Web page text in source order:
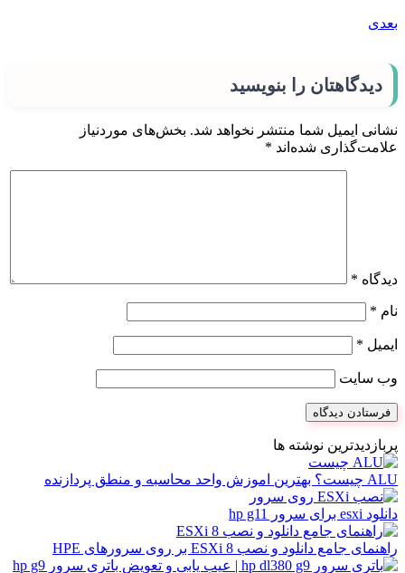
بعدی
دیدگاهتان را بنویسید
نشانی ایمیل شما منتشر نخواهد شد. بخش‌های موردنیاز
علامت‌گذاری شده‌اند *
دیدگاه *
نام *
ایمیل *
وب‌ سایت
پربازدیدترین نوشته ها
ALU چیست؟ بهترین اموزش واحد محاسبه و منطق پردازنده
دانلود esxi برای سرور hp g11
راهنمای جامع دانلود و نصب ESXi 8 بر روی سرورهای HPE